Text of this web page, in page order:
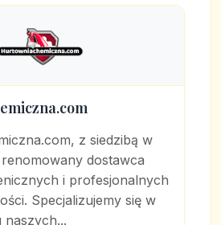
z siedzibą w
dostawca
i profesjonalnych
Specjalizujemy się w
naszych...